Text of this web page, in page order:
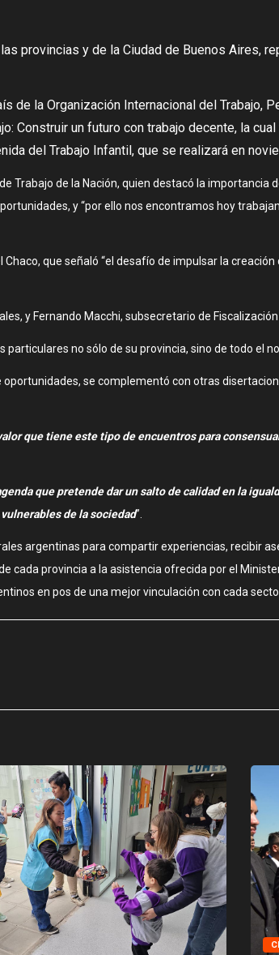
provincias y de la Ciudad de Buenos Aires,
de la Organización Internacional del Trabajo,
Construir un futuro con trabajo decente, la
del Trabajo Infantil, que se realizará en
Trabajo de la Nación, quien destacó la
y “por ello nos encontramos hoy
que señaló “el desafío de impulsar la
y Fernando Macchi, subsecretario de
no sólo de su provincia, sino de todo el
se complementó con otras
que tiene este tipo de encuentros para
que pretende dar un salto de calidad en la
de la sociedad”.
argentinas para compartir experiencias, recibir
cada provincia a la asistencia ofrecida por el
en pos de una mejor vinculación con cada